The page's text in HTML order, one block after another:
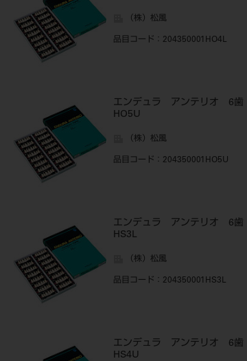
（株）松風
品目コード ：204350001HO4L
エンデュラ アンテリオ 6
HO5U
（株）松風
品目コード ：204350001HO5U
エンデュラ アンテリオ 6
HS3L
（株）松風
品目コード ：204350001HS3L
エンデュラ アンテリオ 6
HS4U